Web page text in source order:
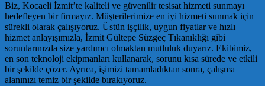
Biz, Kocaeli İzmit’te kaliteli ve güvenilir tesisat hizmeti sunmayı
hedefleyen bir firmayız. Müşterilerimize en iyi hizmeti sunmak için
sürekli olarak çalışıyoruz. Üstün işçilik, uygun fiyatlar ve hızlı
hizmet anlayışımızla, İzmit Gültepe Süzgeç Tıkanıklığı gibi
sorunlarınızda size yardımcı olmaktan mutluluk duyarız. Ekibimiz,
en son teknoloji ekipmanları kullanarak, sorunu kısa sürede ve etkili
bir şekilde çözer. Ayrıca, işimizi tamamladıktan sonra, çalışma
alanınızı temiz bir şekilde bırakıyoruz.